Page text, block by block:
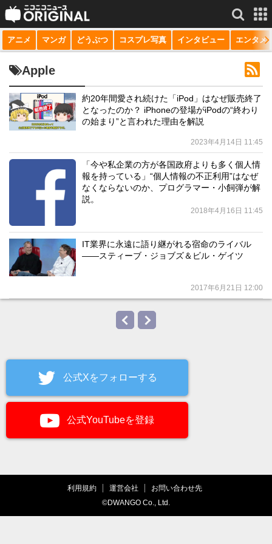
サービス一覧 もっと見る
動画
生放送
チャンネル
アニメ マンガ どうぶつ コスプレ写真 インタビュー エンタメ
Apple
約20年間愛され続けた「iPod」はなぜ販売終了
となったのか？ iPhoneの登場がiPodの“終わり
の始まり”と言われた理由を解説
2023年4月14日 11:45
「今や私企業の方が各国政府よりも多く個人情
報を持っている」“個人情報の不正利用”はなぜ
なくならないのか、プログラマー・小飼弾が解
説。
2018年4月16日 11:45
IT業界に永遠に語り継がれる宿命のライバル
――スティーブ・ジョブズ＆ビル・ゲイツ
2017年6月21日 12:00
公式Xをフォローする
公式YouTubeを登録
利用規約 運営会社
お問い合わせ先
©DWANGO Co., Ltd.